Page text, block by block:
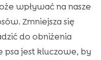
wpływać na nasze
Zmniejsza się
do obniżenia
psa jest kluczowe, by